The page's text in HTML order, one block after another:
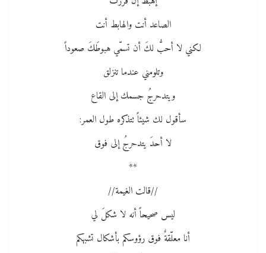
الصاعد أنت والهابط أنت
لكني لا أحبُّ لكَ أن تسمّي هبوطَكَ صعوداً
وتلومني عندما تنزلق
ويتدحرجُ جسمك إلى القاع
سأقول لك شيئاً تتذكره طول العمر:
لا أحدَ يتدحرجُ إلى فوق
**
//قالت الغيمة//
ليس صحيحاً أنه لا شكلَ لي
أنا معلّقةٌ فوق رؤوسكم بأشكال تشبهكم